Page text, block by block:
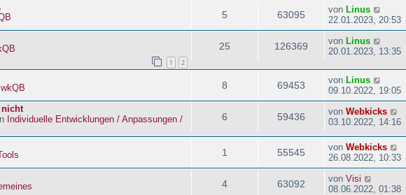
5 63095 von Linus
22.01.2023, 20:53
1 2
25 126369 von Linus
20.01.2023, 13:35
wkQB 8 69453 von Linus
09.10.2022, 19:05
Individuelle Entwicklungen / Anpassungen /
6 59436 von Webkicks
03.10.2022, 14:16
1 55545 von Webkicks
26.08.2022, 10:33
4 63092 von Visi
08.06.2022, 01:38